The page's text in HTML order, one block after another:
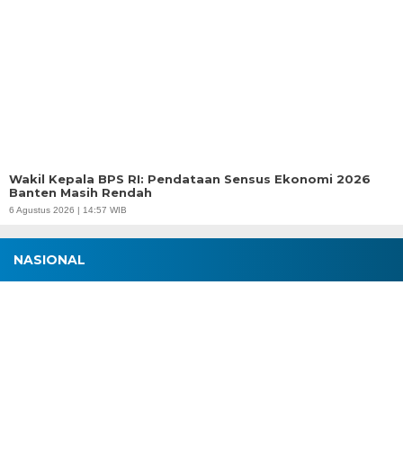
Wakil Kepala BPS RI: Pendataan Sensus Ekonomi 2026
Banten Masih Rendah
6 Agustus 2026 | 14:57 WIB
NASIONAL